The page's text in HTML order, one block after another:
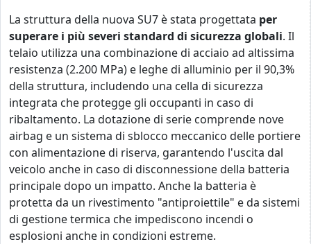
La struttura della nuova SU7 è stata progettata per
superare i più severi standard di sicurezza globali. Il
telaio utilizza una combinazione di acciaio ad altissima
resistenza (2.200 MPa) e leghe di alluminio per il 90,3%
della struttura, includendo una cella di sicurezza
integrata che protegge gli occupanti in caso di
ribaltamento. La dotazione di serie comprende nove
airbag e un sistema di sblocco meccanico delle portiere
con alimentazione di riserva, garantendo l'uscita dal
veicolo anche in caso di disconnessione della batteria
principale dopo un impatto. Anche la batteria è
protetta da un rivestimento "antiproiettile" e da sistemi
di gestione termica che impediscono incendi o
esplosioni anche in condizioni estreme.